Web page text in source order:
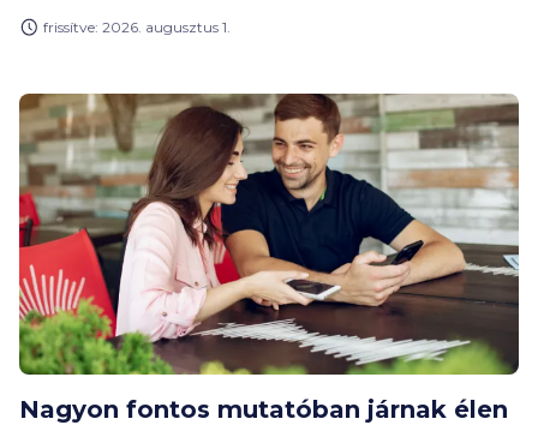
milliárd forint közelében mozog.
frissítve: 2026. augusztus 1.
Nagyon fontos mutatóban járnak élen